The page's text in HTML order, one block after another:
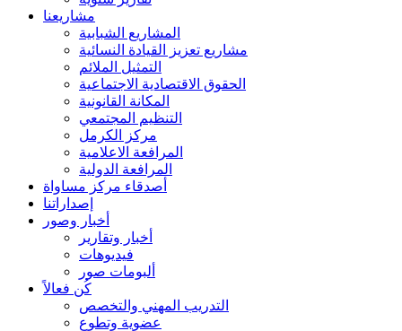
مشاريعنا
المشاريع الشبابية
مشاريع تعزيز القيادة النسائية
التمثيل الملائم
الحقوق الاقتصادية الاجتماعية
المكانة القانونية
التنظيم المجتمعي
مركز الكرمل
المرافعة الاعلامية
المرافعة الدولية
أصدقاء مركز مساواة
إصداراتنا
أخبار وصور
أخبار وتقارير
فيديوهات
ألبومات صور
كُن فعالاً
التدريب المهني والتخصص
عضوية وتطوع